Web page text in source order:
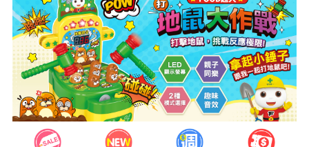
HOT
家長樂了!「風車書版集團暨FOOD超人企業總部」目前正興建中!
批發會員大招募，輕鬆實現財富自由!
如需更改或重開發票 需在訂單成立三天內通知客服 寄回發票需附上回郵郵票
老師您好!!幼教會員火熱招募中~
海外購物免煩惱！點我查看『海外購物流程說明』